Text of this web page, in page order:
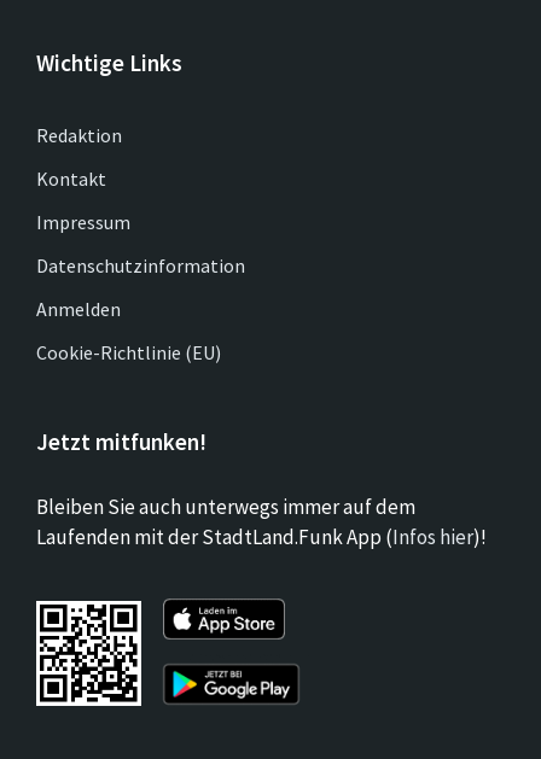
Wichtige Links
Redaktion
Kontakt
Impressum
Datenschutzinformation
Anmelden
Cookie-Richtlinie (EU)
Jetzt mitfunken!
Bleiben Sie auch unterwegs immer auf dem
Laufenden mit der StadtLand.Funk App (Infos hier)!